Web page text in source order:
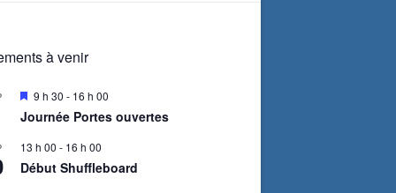
à venir
M
s
n
a
9 h 30 - 16 h 00
Journée Portes ouvertes
13 h 00 - 16 h 00
Début Shuffleboard